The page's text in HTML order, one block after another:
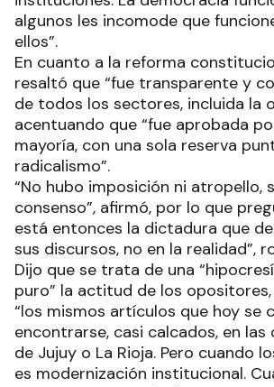
algunos les incomode que
ellos”.
En cuanto a la reforma
resaltó que “fue transparente y
de todos los sectores, incluida la
acentuando que “fue aprobada
mayoría, con una sola reserva
radicalismo”.
“No hubo imposición ni atropello,
consenso”, afirmó, por lo que
está entonces la dictadura que
sus discursos, no en la realidad”,
Dijo que se trata de una
puro” la actitud de los
“los mismos artículos que hoy se
encontrarse, casi calcados, en
de Jujuy o La Rioja. Pero cuando
es modernización institucional.